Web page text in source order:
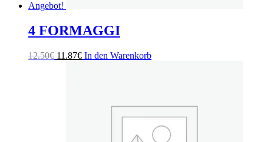
Angebot!
4 FORMAGGI
12.50€ Ursprünglicher
11.87€Aktueller
In den Warenkorb